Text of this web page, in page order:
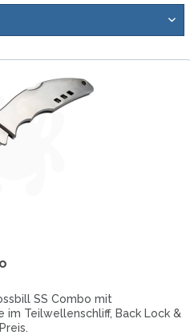
SS Combo mit
im Teilwellenschliff, Back Lock &